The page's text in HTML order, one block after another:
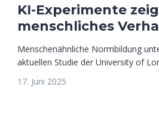
KI-Experimente
menschliches
Menschenähnliche Normbildung
aktuellen Studie der University of
17. Juni 2025